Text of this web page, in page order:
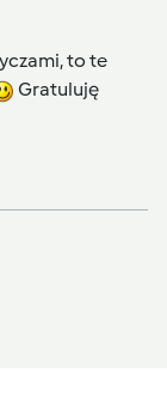
to te
Gratuluję